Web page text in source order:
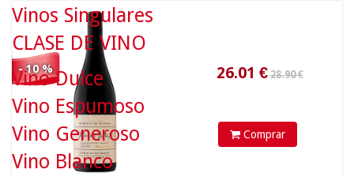
- 10 %
Comprar
Vinos Singulares
CLASE DE VINO
Vino Dulce
Vino Espumoso
Vino Generoso
Vino Blanco